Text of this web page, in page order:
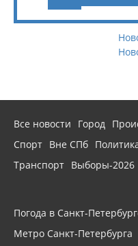
Все новости Город
Спорт Вне СПб
Транспорт Выборы-2026
Погода в Санкт-
Метро Санкт-Петербурга